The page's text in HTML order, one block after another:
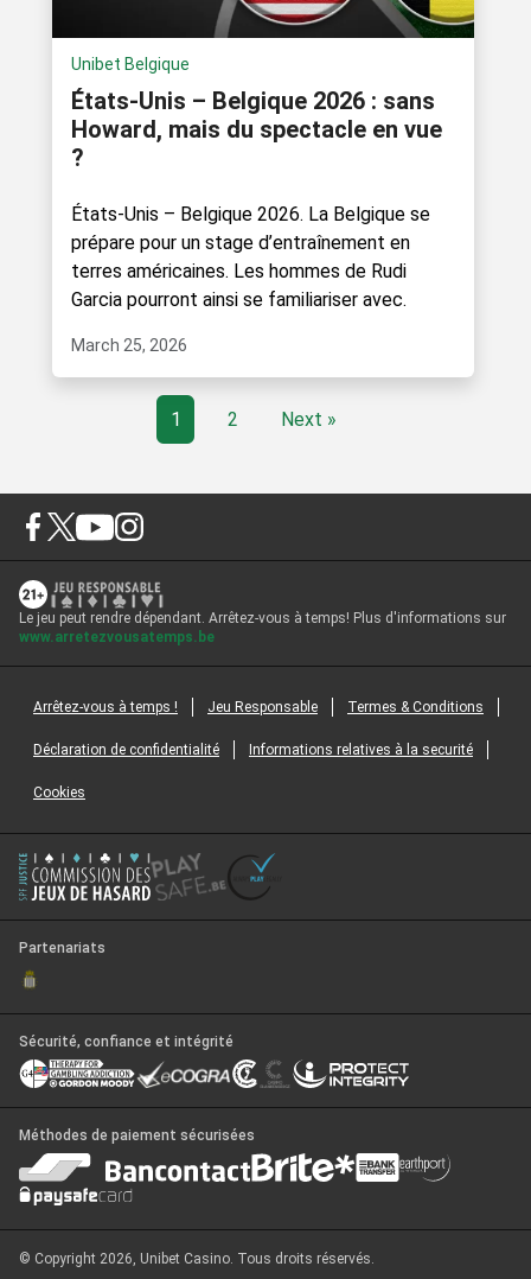
Unibet Belgique
États-Unis – Belgique 2026 : sans
Howard, mais du spectacle en vue
?
États-Unis – Belgique 2026. La Belgique se
prépare pour un stage d’entraînement en
terres américaines. Les hommes de Rudi
Garcia pourront ainsi se familiariser avec.
March 25, 2026
1 2 Next »
Le jeu peut rendre dépendant. Arrêtez-vous à temps! Plus d'informations sur
www.arretezvousatemps.be
Arrêtez-vous à temps ! Jeu Responsable Termes & Conditions
Déclaration de confidentialité Informations relatives à la securité
Cookies
Partenariats
Sécurité, confiance et intégrité
Méthodes de paiement sécurisées